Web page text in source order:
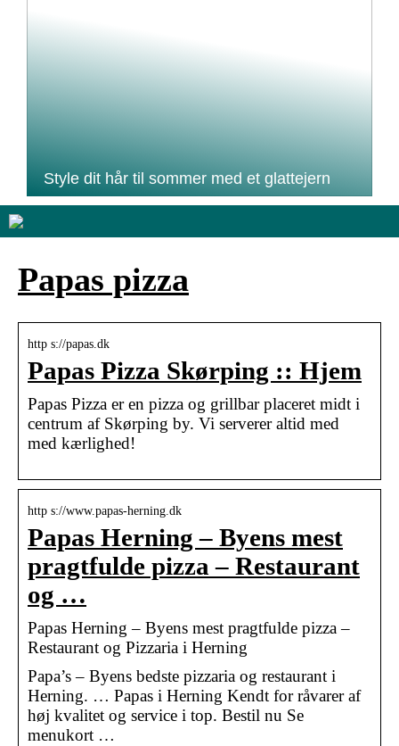
Style dit hår til sommer med et glattejern
Papas pizza
http s://papas.dk
Papas Pizza Skørping :: Hjem
Papas Pizza er en pizza og grillbar placeret midt i
centrum af Skørping by. Vi serverer altid med
med kærlighed!
http s://www.papas-herning.dk
Papas Herning – Byens mest
pragtfulde pizza – Restaurant
og …
Papas Herning – Byens mest pragtfulde pizza –
Restaurant og Pizzaria i Herning
Papa’s – Byens bedste pizzaria og restaurant i
Herning. … Papas i Herning Kendt for råvarer af
høj kvalitet og service i top. Bestil nu Se
menukort …